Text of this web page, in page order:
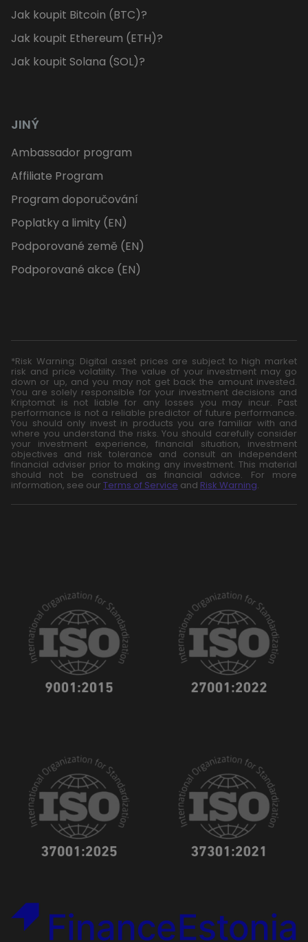
Jak koupit Bitcoin (BTC)?
Jak koupit Ethereum (ETH)?
Jak koupit Solana (SOL)?
JINÝ
Ambassador program
Affiliate Program
Program doporučování
Poplatky a limity (EN)
Podporované země (EN)
Podporované akce (EN)
*Risk Warning: Digital asset prices are subject to high market
risk and price volatility. The value of your investment may go
down or up, and you may not get back the amount invested.
You are solely responsible for your investment decisions and
Kriptomat is not liable for any losses you may incur. Past
performance is not a reliable predictor of future performance.
You should only invest in products you are familiar with and
where you understand the risks. You should carefully consider
your investment experience, financial situation, investment
objectives and risk tolerance and consult an independent
financial adviser prior to making any investment. This material
should not be construed as financial advice. For more
information, see our Terms of Service and Risk Warning.